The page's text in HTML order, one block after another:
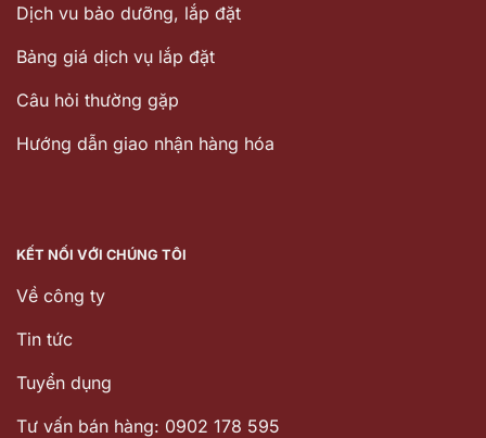
Dịch vu bảo dưỡng, lắp đặt
Bảng giá dịch vụ lắp đặt
Câu hỏi thường gặp
Hướng dẫn giao nhận hàng hóa
KẾT NỐI VỚI CHÚNG TÔI
Về công ty
Tin tức
Tuyển dụng
Tư vấn bán hàng: 0902 178 595